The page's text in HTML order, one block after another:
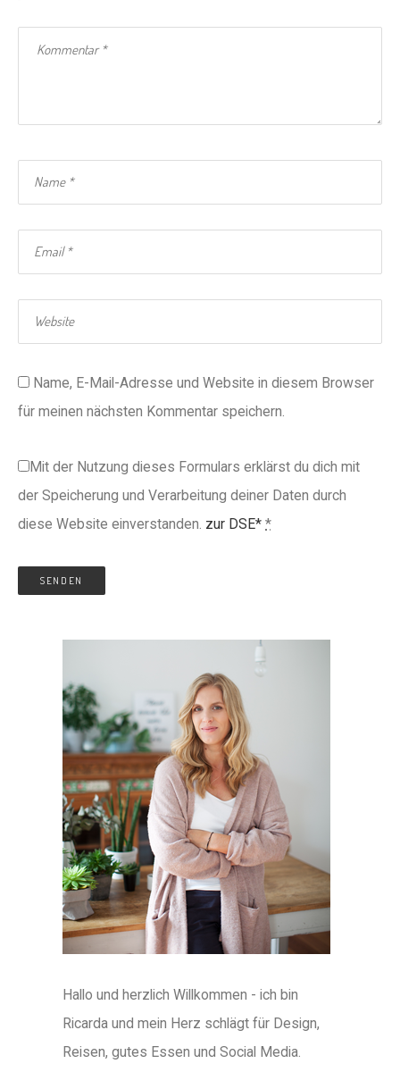
Name, E-Mail-Adresse und Website in diesem Browser
für meinen nächsten Kommentar speichern.
Mit der Nutzung dieses Formulars erklärst du dich mit
der Speicherung und Verarbeitung deiner Daten durch
diese Website einverstanden. zur DSE* *
Hallo und herzlich Willkommen - ich bin
Ricarda und mein Herz schlägt für Design,
Reisen, gutes Essen und Social Media.